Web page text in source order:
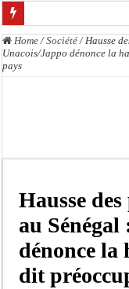
Chavirement d’une
Hajj 2027 : le RENOPHUS
Linguère : Un élève de 14
Gamou 1448 H / 2026 : le
Assemblée nationale :
Passation de service au
Home / Société / Hausse
Unacois/Jappo dénonce la
pays
Hausse
au
dénonce la
dit